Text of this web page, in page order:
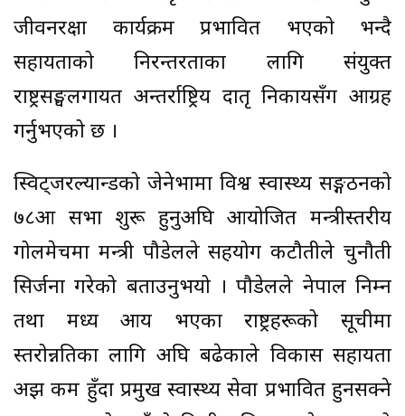
जीवनरक्षा कार्यक्रम प्रभावित भएको भन्दै
सहायताको निरन्तरताका लागि संयुक्त
राष्ट्रसङ्घलगायत अन्तर्राष्ट्रिय दातृ निकायसँग आग्रह
गर्नुभएको छ ।
स्विट्जरल्यान्डको जेनेभामा विश्व स्वास्थ्य सङ्गठनको
७८औं सभा शुरू हुनुअघि आयोजित मन्त्रीस्तरीय
गोलमेचमा मन्त्री पौडेलले सहयोग कटौतीले चुनौती
सिर्जना गरेको बताउनुभयो । पौडेलले नेपाल निम्न
तथा मध्य आय भएका राष्ट्रहरूको सूचीमा
स्तरोन्नतिका लागि अघि बढेकाले विकास सहायता
अझ कम हुँदा प्रमुख स्वास्थ्य सेवा प्रभावित हुनसक्ने